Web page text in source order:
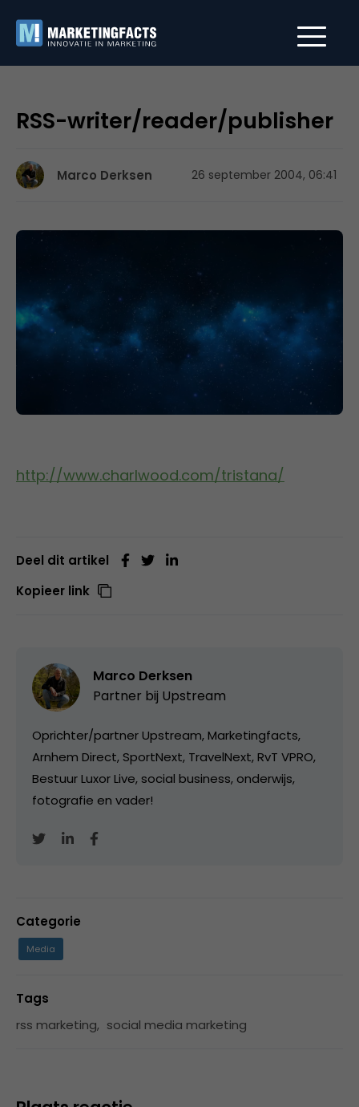
RSS-writer/reader/publisher
Marco Derksen 26 september 2004, 06:41
http://www.charlwood.com/tristana/
Deel dit artikel
Kopieer link
Marco Derksen
Partner bij Upstream
Oprichter/partner Upstream, Marketingfacts,
Arnhem Direct, SportNext, TravelNext, RvT VPRO,
Bestuur Luxor Live, social business, onderwijs,
fotografie en vader!
Categorie
Media
Tags
rss marketing, social media marketing